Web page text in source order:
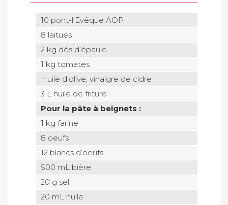
10 pont-l’Evêque AOP
8 laitues
2 kg dés d’épaule
1 kg tomates
Huile d’olive, vinaigre de cidre
3 L huile de friture
Pour la pâte à beignets :
1 kg farine
8 oeufs
12 blancs d’oeufs
500 mL bière
20 g sel
20 mL huile